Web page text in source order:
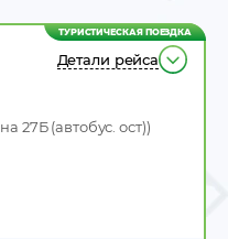
ТУРИСТИЧЕСКАЯ ПОЕЗДКА
Детали рейса
27Б (автобус. ост))